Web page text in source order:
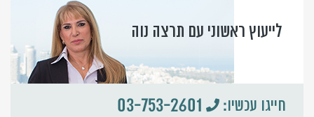
לייעוץ ראשוני עם תרצה נוה
חייגו עכשיו: 03-753-2601